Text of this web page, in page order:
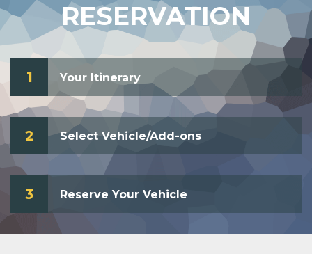
RESERVATION
1 Your Itinerary
2 Select Vehicle/Add-ons
3 Reserve Your Vehicle